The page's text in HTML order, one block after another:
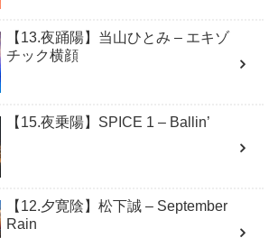
【13.夜踊陽】当山ひとみ – エキゾ
チック横顔
【15.夜乗陽】SPICE 1 – Ballin’
【12.夕寛陰】松下誠 – September
Rain